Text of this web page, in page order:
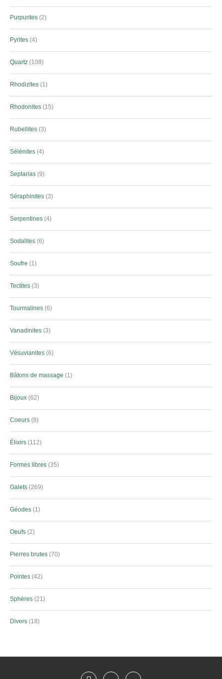
Purpurites 2
Pyrites 4
Quartz 108
Rhodizites 1
Rhodonites 15
Rubellites 3
Sélénites 4
Septarias 9
Séraphinites 3
Serpentines 4
Sodalites 6
Soufre 1
Tectites 3
Tourmalines 6
Vanadinites 3
Vésuvianites 6
Bâtons de massage 1
Bijoux 62
Coeurs 8
Élixirs 112
Formes libres 35
Galets 269
Géodes 1
Oeufs 2
Pierres brutes 70
Pointes 42
Sphères 21
Divers 18